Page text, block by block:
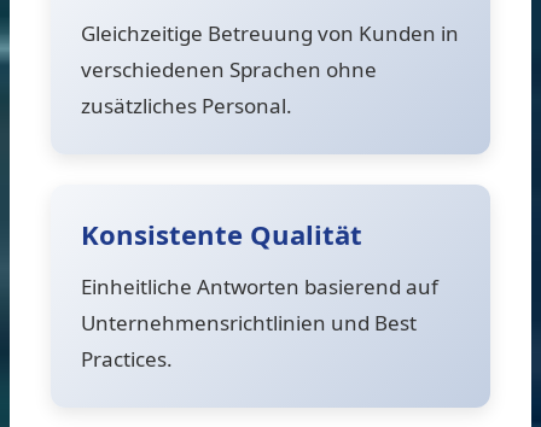
Gleichzeitige Betreuung von Kunden in
verschiedenen Sprachen ohne
zusätzliches Personal.
Konsistente Qualität
Einheitliche Antworten basierend auf
Unternehmensrichtlinien und Best
Practices.